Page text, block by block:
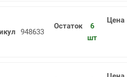
Тиски слесарные ТСЧ-200 Н Гомель
948633
6
шт